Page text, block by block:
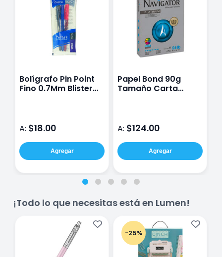
Bolígrafo Pin Point
Fino 0.7Mm Blister
A: $18.00
Agregar
Papel Bond 90g
Tamaño Carta
A: $124.00
Agregar
¡Todo lo que necesitas está en Lumen!
-25%